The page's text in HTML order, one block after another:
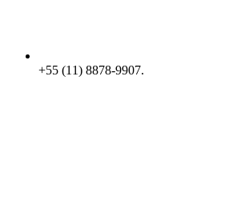
+55 (11) 8878-9907.